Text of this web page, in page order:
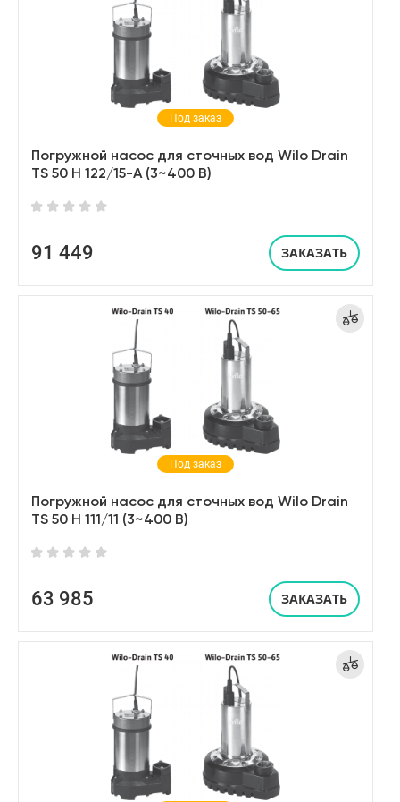
Под заказ
Погружной насос для сточных вод Wilo Drain
TS 50 H 122/15-A (3~400 В)
91 449 ЗАКАЗАТЬ
Под заказ
Погружной насос для сточных вод Wilo Drain
TS 50 H 111/11 (3~400 В)
63 985 ЗАКАЗАТЬ